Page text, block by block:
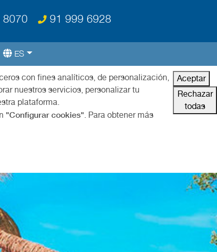
8070 91 999 6928
ES
con fines analíticos, de personalización,
nuestros servicios, personalizar tu
plataforma.
"Configurar cookies". Para obtener más
Aceptar
Rechazar
todas